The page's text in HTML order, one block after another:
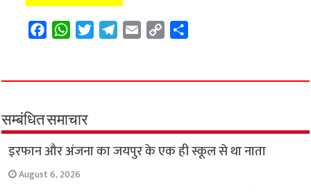
e
o
o
k
W
t
A
p
p
t
r
e
a
m
i
y
n
k
r
सम्बंधित समाचार
इरफान और अंजना का जयपुर के एक ही स्कूल से था नाता
August 6, 2026